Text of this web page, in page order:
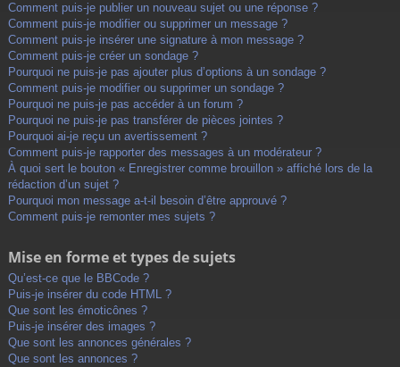
Comment puis-je publier un nouveau sujet ou une réponse ?
Comment puis-je modifier ou supprimer un message ?
Comment puis-je insérer une signature à mon message ?
Comment puis-je créer un sondage ?
Pourquoi ne puis-je pas ajouter plus d’options à un sondage ?
Comment puis-je modifier ou supprimer un sondage ?
Pourquoi ne puis-je pas accéder à un forum ?
Pourquoi ne puis-je pas transférer de pièces jointes ?
Pourquoi ai-je reçu un avertissement ?
Comment puis-je rapporter des messages à un modérateur ?
À quoi sert le bouton « Enregistrer comme brouillon » affiché lors de la
rédaction d’un sujet ?
Pourquoi mon message a-t-il besoin d’être approuvé ?
Comment puis-je remonter mes sujets ?
Mise en forme et types de sujets
Qu’est-ce que le BBCode ?
Puis-je insérer du code HTML ?
Que sont les émoticônes ?
Puis-je insérer des images ?
Que sont les annonces générales ?
Que sont les annonces ?